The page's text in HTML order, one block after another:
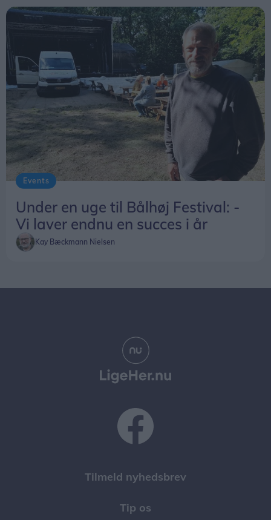
Events
Under en uge til Bålhøj Festival: -
Vi laver endnu en succes i år
Kay Bæckmann Nielsen
Tilmeld nyhedsbrev
Tip os